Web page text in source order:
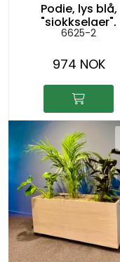
Podie, lys blå,
"sjokkselger",
52x52cm h:79cm
6625-2
974 NOK